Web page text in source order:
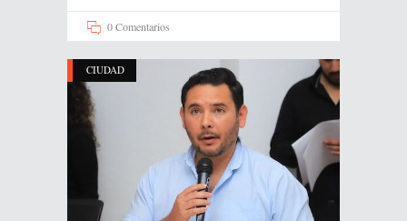
0 Comentarios
CIUDAD